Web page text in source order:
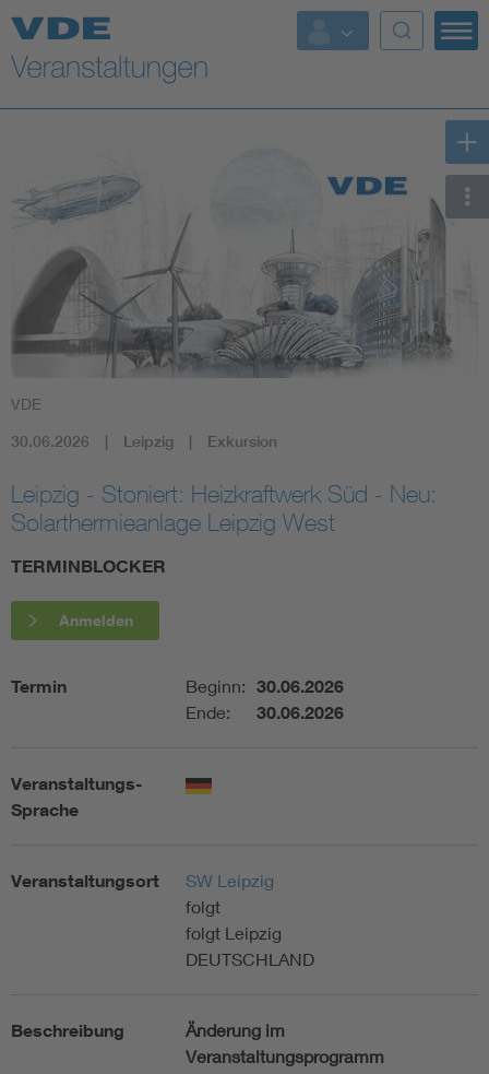
Top Themen
Fokusthemen
Energy
AI & Digital Trust
Health
Mobility
Assisted Living
Functional safety
VDE
30.06.2026 Leipzig Exkursion
Leipzig - Stoniert: Heizkraftwerk Süd - Neu:
Solarthermieanlage Leipzig West
TERMINBLOCKER
Anmelden
Termin Beginn: 30.06.2026
Ende: 30.06.2026
Veranstaltungs-
Sprache
Veranstaltungsort
SW Leipzig
folgt
folgt Leipzig
DEUTSCHLAND
Beschreibung
Änderung im
Veranstaltungsprogramm